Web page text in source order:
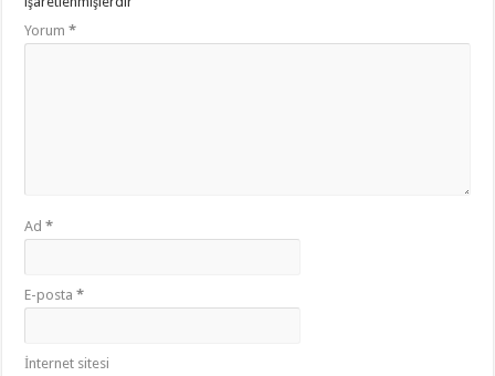
Yorum*
Ad*
E-posta*
İnternet sitesi